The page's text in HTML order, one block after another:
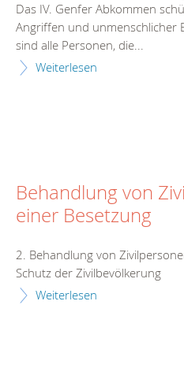
Das IV. Genfer Abkommen
Angriffen und unmenschlicher
sind alle Personen, die...
Weiterlesen
Behandlung von
einer Besetzung
2. Behandlung von
Schutz der Zivilbevölkerung
Weiterlesen